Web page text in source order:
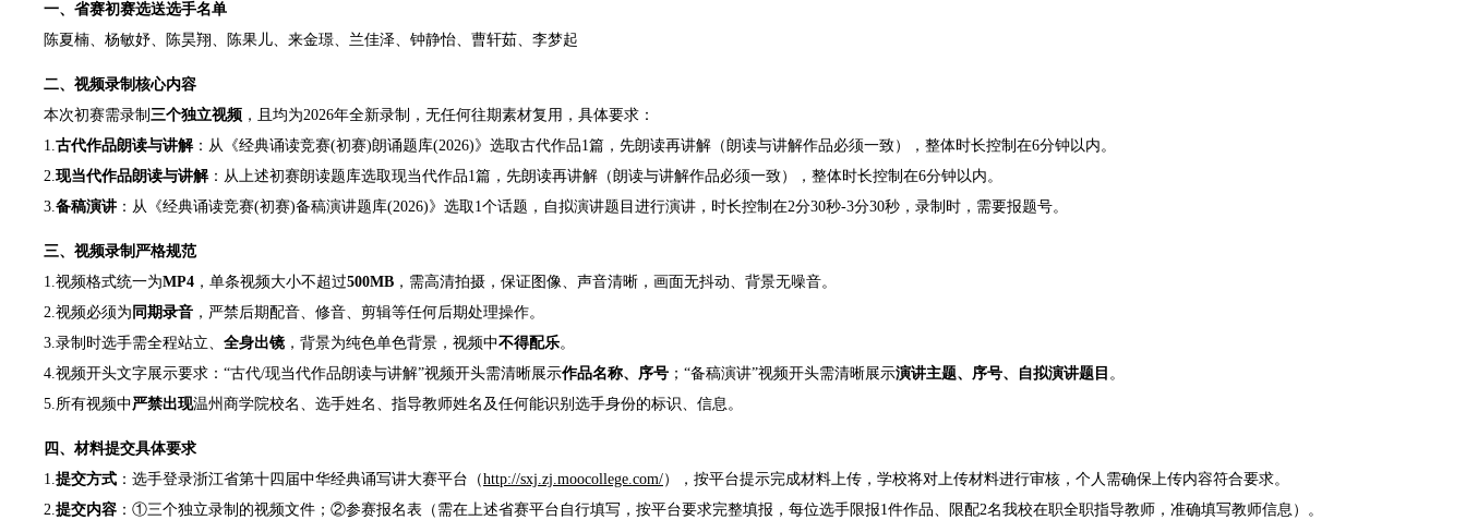
一、省赛初赛选送选手名单
陈夏楠、杨敏妤、陈昊翔、陈果儿、来金璟、兰佳泽、钟静怡、曹轩茹、李梦起
二、视频录制核心内容
本次初赛需录制 三个独立视频 ，且均为2026年全新录制，无任何往期素材复用，具体要求：
1.古代作品朗读与讲解：从《经典诵读竞赛(初赛)朗诵题库(2026)》选取古代作品1篇，先朗读再讲解（朗读与讲解作品必须一致），整体时长控制在6分钟以内。
2.现当代作品朗读与讲解：从上述初赛朗读题库选取现当代作品1篇，先朗读再讲解（朗读与讲解作品必须一致），整体时长控制在6分钟以内。
3.备稿演讲 ：从《经典诵读竞赛(初赛)备稿演讲题库(2026)》选取1个话题，自拟演讲题目进行演讲，时长控制在2分30秒-3分30秒，录制时，需要报题号。
三、视频录制严格规范
1.视频格式统一为MP4 ，单条视频大小不超过500MB ，需高清拍摄，保证图像、声音清晰，画面无抖动、背景无噪音。
2.视频必须为 同期录音 ，严禁后期配音、修音、剪辑等任何后期处理操作。
3.录制时选手需全程站立、 全身出镜 ，背景为纯色单色背景，视频中不得配乐。
4.视频开头文字展示要求：“古代/现当代作品朗读与讲解”视频开头需清晰展示作品名称、序号 ；“备稿演讲”视频开头需清晰展示演讲主题、序号、自拟演讲题目 。
5.所有视频中严禁出现温州商学院校名、选手姓名、指导教师姓名及任何能识别选手身份的标识、信息。
四、材料提交具体要求
1.提交方式 ：选手登录浙江省第十四届中华经典诵写讲大赛平台（http://sxj.zj.moocollege.com/），按平台提示完成材料上传，学校将对上传材料进行审核，个人需确保上传内容符合要求。
2.提交内容 ：①三个独立录制的视频文件；②参赛报名表（需在上述省赛平台自行填写，按平台要求完整填报，每位选手限报1件作品、限配2名我校在职全职指导教师，准确填写教师信息）。